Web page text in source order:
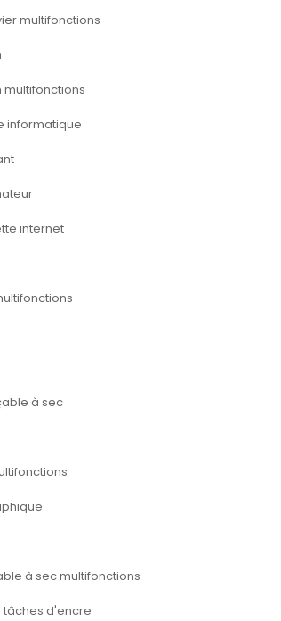
multifonctions
informatique
internet
à sec
à sec multifonctions
d'encre